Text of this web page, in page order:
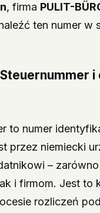
, firma PULIT-
ten numer w
to numer
przez niemiecki
–
i firmom. Jest to
rozliczeń